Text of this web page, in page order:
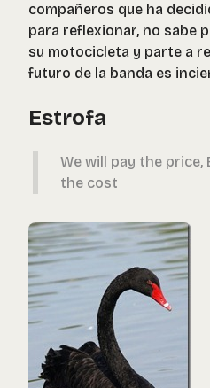
compañeros que ha
para reflexionar, no sabe
su motocicleta y parte a
futuro de la banda es
Estrofa
We will pay the
the cost